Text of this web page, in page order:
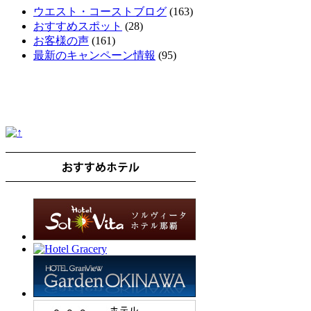
ウエスト・コーストブログ (163)
おすすめスポット (28)
お客様の声 (161)
最新のキャンペーン情報 (95)